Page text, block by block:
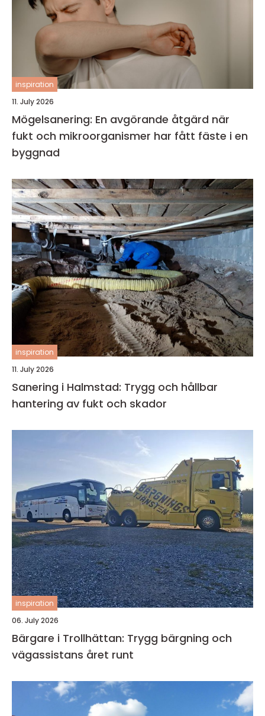
inspiration
11. July 2026
Mögelsanering: En avgörande åtgärd när
fukt och mikroorganismer har fått fäste i en
byggnad
inspiration
11. July 2026
Sanering i Halmstad: Trygg och hållbar
hantering av fukt och skador
inspiration
06. July 2026
Bärgare i Trollhättan: Trygg bärgning och
vägassistans året runt